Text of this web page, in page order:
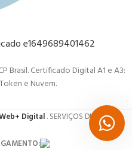
Brasil. Certificado Digital A1 e A3:
e Nuvem.
Digital. SERVIÇOS DIGITAIS.